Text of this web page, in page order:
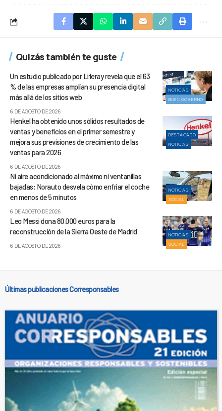
Quizás también te guste
NOTICIAS
BUEN GOBIERNO
Un estudio publicado por Liferay revela que el 63
% de las empresas amplían su presencia digital
más allá de los sitios web
6 DE AGOSTO DE 2026
DESTACADO
NOTICIAS
Henkel ha obtenido unos sólidos resultados de
ventas y beneficios en el primer semestre y
mejora sus previsiones de crecimiento de las
ventas para 2026
6 DE AGOSTO DE 2026
NOTICIAS
SOCIAL
Ni aire acondicionado al máximo ni ventanillas
bajadas: Norauto desvela cómo enfriar el coche
en menos de 5 minutos
6 DE AGOSTO DE 2026
NOTICIAS
SOCIAL
Leo Messi dona 80.000 euros para la
reconstrucción de la Sierra Oeste de Madrid
6 DE AGOSTO DE 2026
Últimas publicaciones Corresponsables